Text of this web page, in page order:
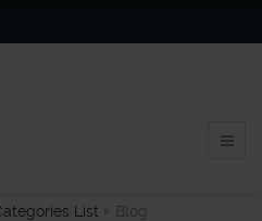
List Blog